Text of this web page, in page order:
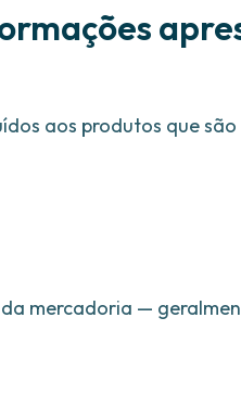
aos produtos que
mercadoria —